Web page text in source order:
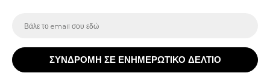
ΣΥΝΔΡΟΜΗ ΣΕ ΕΝΗΜΕΡΩΤΙΚΟ ΔΕΛΤΙΟ